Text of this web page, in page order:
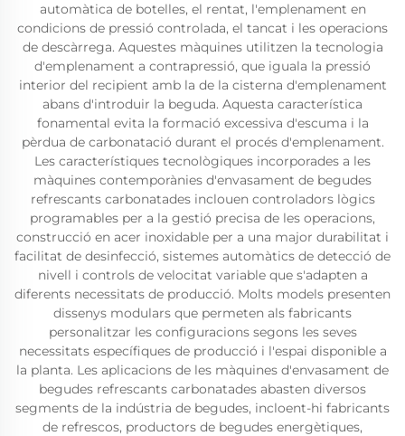
automàtica de botelles, el rentat, l'emplenament en
condicions de pressió controlada, el tancat i les operacions
de descàrrega. Aquestes màquines utilitzen la tecnologia
d'emplenament a contrapressió, que iguala la pressió
interior del recipient amb la de la cisterna d'emplenament
abans d'introduir la beguda. Aquesta característica
fonamental evita la formació excessiva d'escuma i la
pèrdua de carbonatació durant el procés d'emplenament.
Les característiques tecnològiques incorporades a les
màquines contemporànies d'envasament de begudes
refrescants carbonatades inclouen controladors lògics
programables per a la gestió precisa de les operacions,
construcció en acer inoxidable per a una major durabilitat i
facilitat de desinfecció, sistemes automàtics de detecció de
nivell i controls de velocitat variable que s'adapten a
diferents necessitats de producció. Molts models presenten
dissenys modulars que permeten als fabricants
personalitzar les configuracions segons les seves
necessitats específiques de producció i l'espai disponible a
la planta. Les aplicacions de les màquines d'envasament de
begudes refrescants carbonatades abasten diversos
segments de la indústria de begudes, incloent-hi fabricants
de refrescos, productors de begudes energètiques,